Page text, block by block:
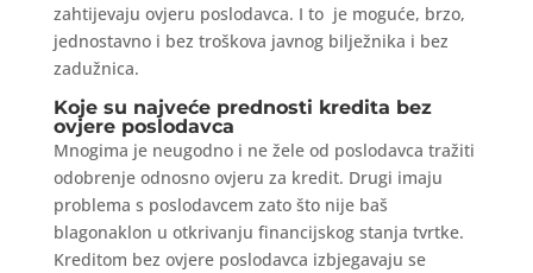
zahtijevaju ovjeru poslodavca. I to je moguće, brzo,
jednostavno i bez troškova javnog bilježnika i bez
zadužnica.
Koje su najveće prednosti kredita bez
ovjere poslodavca
Mnogima je neugodno i ne žele od poslodavca tražiti
odobrenje odnosno ovjeru za kredit. Drugi imaju
problema s poslodavcem zato što nije baš
blagonaklon u otkrivanju financijskog stanja tvrtke.
Kreditom bez ovjere poslodavca izbjegavaju se